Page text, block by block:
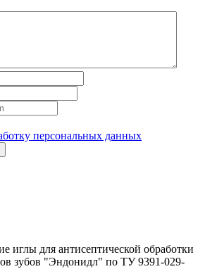
персональных данных
иглы для антисептической обработки
зубов "Эндонидл" по ТУ 9391-029-